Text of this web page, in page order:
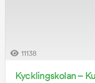
11138
Kycklingskolan –